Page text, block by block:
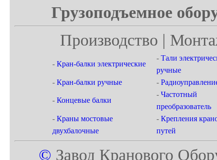
Грузоподъемное
Производство |
- Кран-балки электрические
- Тали
ручные
- Кран-балки ручные -
- Концевые балки
- Частотный
преобразователь
- Краны мостовые
двухбалочные
- Крепления
путей
© Завод Кранового